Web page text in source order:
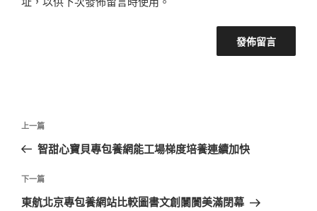
文
導
覽
上
一
文
章
上一篇
智甜心寶貝專包養網能工場梯度培養連續加快
下
一
下一篇
東航北京專包養網站比較圖書文創闤闠美滿閉幕